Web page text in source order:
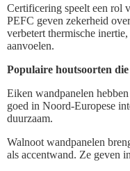
Certificering speelt een rol
PEFC geven zekerheid
verbetert thermische
aanvoelen.
Populaire houtsoorten
Eiken wandpanelen
goed in Noord-Europese
duurzaam.
Walnoot wandpanelen
als accentwand. Ze geven